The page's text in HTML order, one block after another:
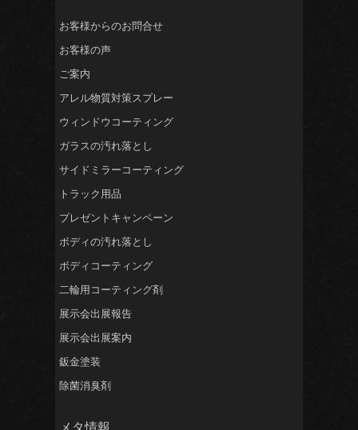
お客様からのお問合せ
お客様の声
ご案内
アレル物質対策スプレー
ウィンドウコーティング
ガラスの汚れ落とし
サイドミラーコーティング
トラック用品
プレゼントキャンペーン
ボディの汚れ落とし
ボディコーティング
二輪用コーティング剤
展示会出展報告
展示会出展案内
鈑金塗装
除菌消臭剤
メタ情報